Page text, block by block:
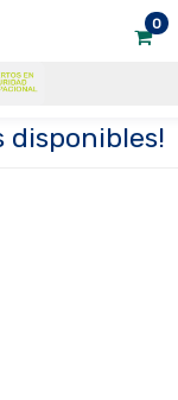
0
disponibles!